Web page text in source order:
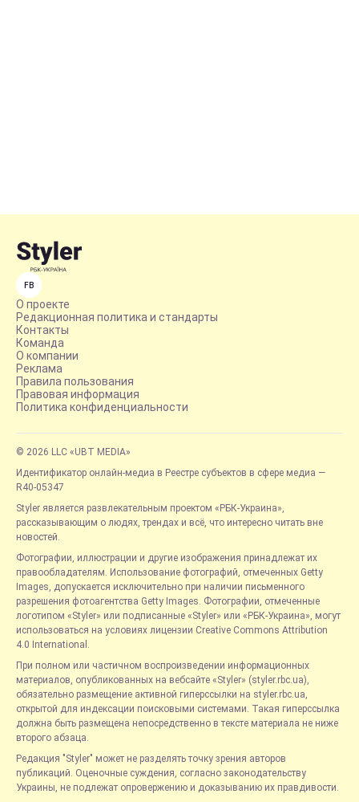
FB
О проекте
Редакционная политика и стандарты
Контакты
Команда
О компании
Реклама
Правила пользования
Правовая информация
Политика конфиденциальности
© 2026 LLC «UBT MEDIA»
Идентификатор онлайн-медиа в Реестре субъектов в сфере медиа —
R40-05347
Styler является развлекательным проектом «РБК-Украина»,
рассказывающим о людях, трендах и всё, что интересно читать вне
новостей.
Фотографии, иллюстрации и другие изображения принадлежат их
правообладателям. Использование фотографий, отмеченных Getty
Images, допускается исключительно при наличии письменного
разрешения фотоагентства Getty Images. Фотографии, отмеченные
логотипом «Styler» или подписанные «Styler» или «РБК-Украина», могут
использоваться на условиях лицензии Creative Commons Attribution
4.0 International.
При полном или частичном воспроизведении информационных
материалов, опубликованных на вебсайте «Styler» (styler.rbc.ua),
обязательно размещение активной гиперссылки на styler.rbc.ua,
открытой для индексации поисковыми системами. Такая гиперссылка
должна быть размещена непосредственно в тексте материала не ниже
второго абзаца.
Редакция "Styler" может не разделять точку зрения авторов
публикаций. Оценочные суждения, согласно законодательству
Украины, не подлежат опровержению и доказыванию их правдивости.